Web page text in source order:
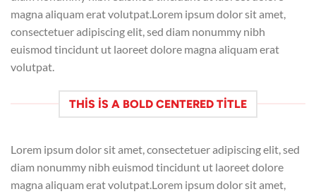
magna aliquam erat volutpat.Lorem ipsum dolor sit amet,
consectetuer adipiscing elit, sed diam nonummy nibh
euismod tincidunt ut laoreet dolore magna aliquam erat
volutpat.
THIS IS A BOLD CENTERED TITLE
Lorem ipsum dolor sit amet, consectetuer adipiscing elit, sed
diam nonummy nibh euismod tincidunt ut laoreet dolore
magna aliquam erat volutpat.Lorem ipsum dolor sit amet,